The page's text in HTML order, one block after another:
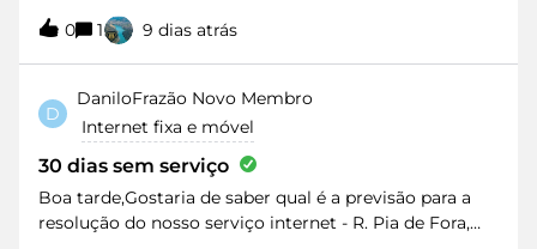
código recebido, o sistema dá a informação que o
telemóvel não está associado. Com o número
da conta e de cliente, dá a mesma informação.
0 1 9 dias atrás
D
DaniloFrazão Novo Membro
Internet fixa e móvel
30 dias sem serviço
Boa tarde,Gostaria de saber qual é a previsão para a
resolução do nosso serviço internet - R. Pia de Fora,